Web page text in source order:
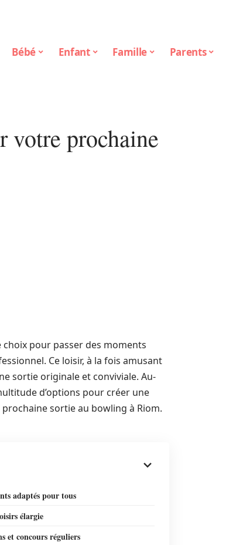
Bébé Enfant Famille Parents
votre prochaine
choix pour passer des moments
Ce loisir, à la fois amusant
sortie originale et conviviale. Au-
d’options pour créer une
sortie au bowling à Riom.
adaptés pour tous
élargie
et concours réguliers